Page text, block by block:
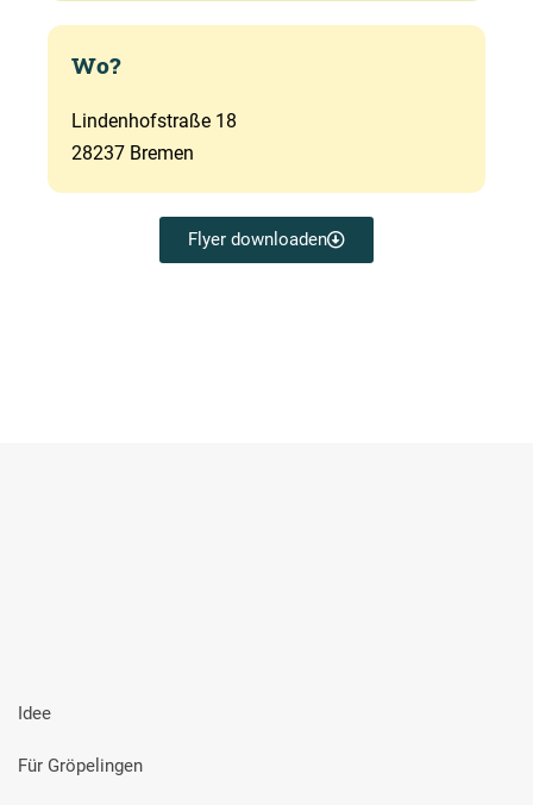
Wo?
Lindenhofstraße 18
28237 Bremen
Flyer downloaden
Idee
Für Gröpelingen